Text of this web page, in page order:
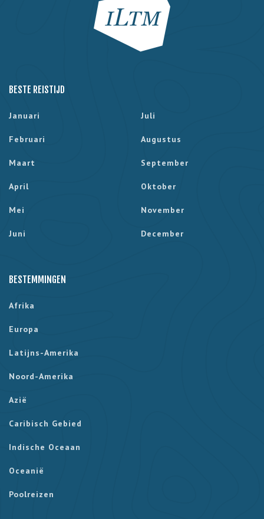
BESTE REISTIJD
Januari
Februari
Maart
April
Mei
Juni
Juli
Augustus
September
Oktober
November
December
BESTEMMINGEN
Afrika
Europa
Latijns-Amerika
Noord-Amerika
Azië
Caribisch Gebied
Indische Oceaan
Oceanië
Poolreizen